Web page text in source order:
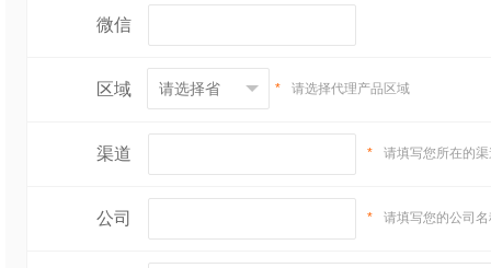
微信
区域 * 请选择代理产品区域
渠道 * 请填写您所在的
公司 * 请填写您的公司